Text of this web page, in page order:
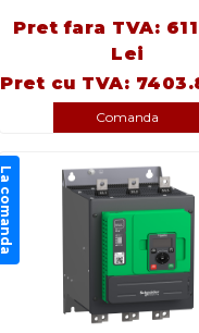
Pret fara TVA:
Lei
Pret cu TVA:
Comanda
La comanda